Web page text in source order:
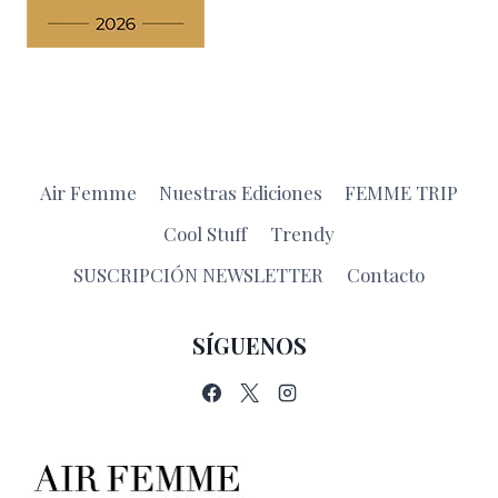
Air Femme Nuestras Ediciones
FEMME TRIP
Cool Stuff
Trendy
SUSCRIPCIÓN NEWSLETTER
Contacto
SÍGUENOS